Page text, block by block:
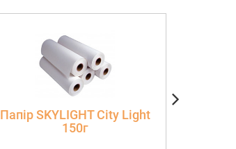
Папір SKYLIGHT City Light
150г